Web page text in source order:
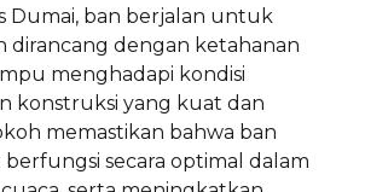
Dumai, ban berjalan untuk
dirancang dengan ketahanan
menghadapi kondisi
konstruksi yang kuat dan
memastikan bahwa ban
secara optimal dalam